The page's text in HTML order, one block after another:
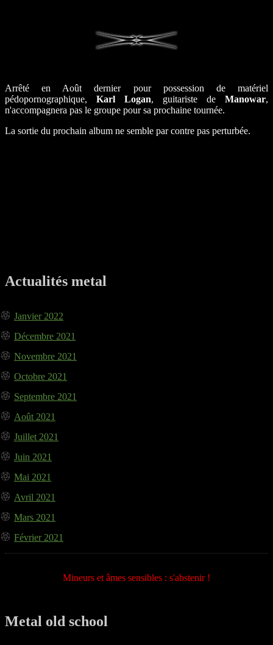
Arrêté en Août dernier pour possession de matériel
pédopornographique, Karl Logan, guitariste de Manowar,
n'accompagnera pas le groupe pour sa prochaine tournée.
La sortie du prochain album ne semble par contre pas perturbée.
Actualités metal
Janvier 2022
Décembre 2021
Novembre 2021
Octobre 2021
Septembre 2021
Août 2021
Juillet 2021
Juin 2021
Mai 2021
Avril 2021
Mars 2021
Février 2021
Mineurs et âmes sensibles : s'abstenir !
Metal old school